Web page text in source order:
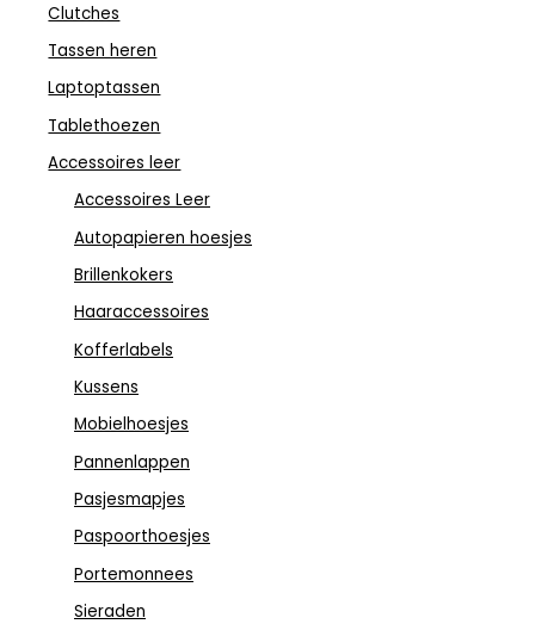
Clutches
Tassen heren
Laptoptassen
Tablethoezen
Accessoires leer
Accessoires Leer
Autopapieren hoesjes
Brillenkokers
Haaraccessoires
Kofferlabels
Kussens
Mobielhoesjes
Pannenlappen
Pasjesmapjes
Paspoorthoesjes
Portemonnees
Sieraden